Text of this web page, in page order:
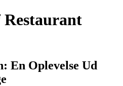
Restaurant
En Oplevelse Ud